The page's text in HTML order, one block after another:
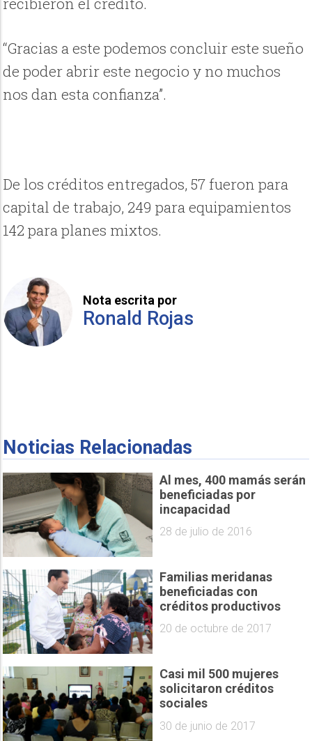
“Gracias a este podemos concluir este sueño
de poder abrir este negocio y no muchos
nos dan esta confianza”.
De los créditos entregados, 57 fueron para
capital de trabajo, 249 para equipamientos
142 para planes mixtos.
Nota escrita por
Ronald Rojas
Noticias Relacionadas
Al mes, 400 mamás serán
beneficiadas por
incapacidad
28 de julio de 2016
Familias meridanas
beneficiadas con
créditos productivos
20 de octubre de 2017
Casi mil 500 mujeres
solicitaron créditos
sociales
30 de junio de 2017